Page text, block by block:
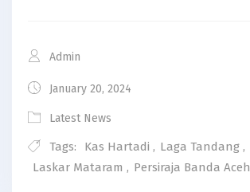
Admin
January 20, 2024
Latest News
Tags: Kas Hartadi , Laga Tandang ,
Laskar Mataram , Persiraja Banda Aceh